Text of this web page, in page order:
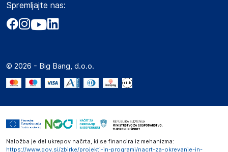
Obvestila za javnost
Akt o digitalnih storitvah
Marketplace za partnerje
Novosti
Zavarovanje izdelkov
Marketplace
Kako oddati naročilo?
Spremljajte nas:
© 2026 - Big Bang, d.o.o.
Naložba je del ukrepov načrta, ki se financira iz mehanizma:
https://www.gov.si/zbirke/projekti-in-programi/nacrt-za-okrevanje-in-